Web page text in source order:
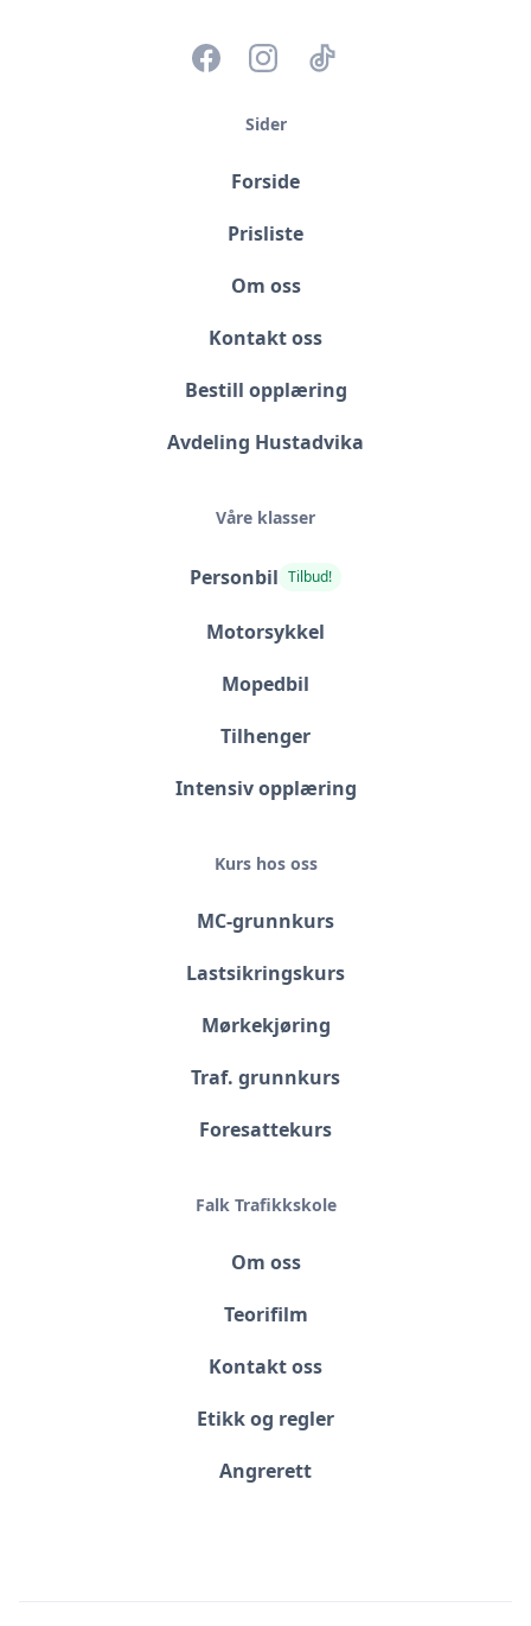
Sider
Forside
Prisliste
Om oss
Kontakt oss
Bestill opplæring
Avdeling Hustadvika
Våre klasser
Personbil Tilbud!
Motorsykkel
Mopedbil
Tilhenger
Intensiv opplæring
Kurs hos oss
MC-grunnkurs
Lastsikringskurs
Mørkekjøring
Traf. grunnkurs
Foresattekurs
Falk Trafikkskole
Om oss
Teorifilm
Kontakt oss
Etikk og regler
Angrerett